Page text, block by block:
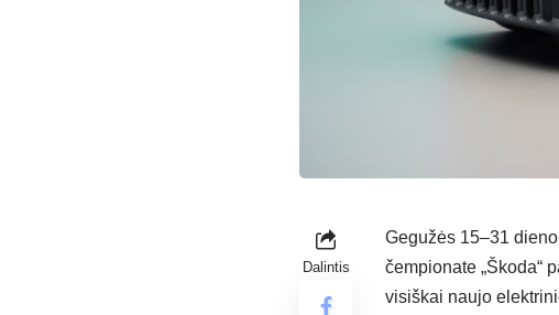
Dalintis
Gegužės 15–31
čempionate „Škoda“
visiškai naujo